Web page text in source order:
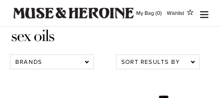
My Bag (0) Wishlist
sex oils
BRANDS SORT RESULTS BY